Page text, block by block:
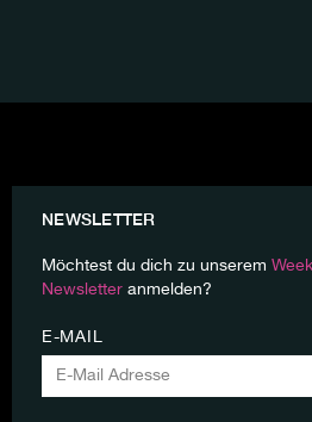
NEWSLETTER
Möchtest du dich zu unserem
Newsletter anmelden?
E-MAIL